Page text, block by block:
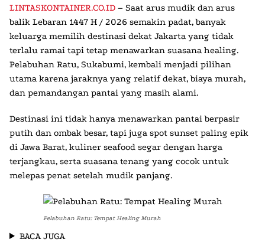
LINTASKONTAINER.CO.ID – Saat arus mudik dan arus
balik Lebaran 1447 H / 2026 semakin padat, banyak
keluarga memilih destinasi dekat Jakarta yang tidak
terlalu ramai tapi tetap menawarkan suasana healing.
Pelabuhan Ratu, Sukabumi, kembali menjadi pilihan
utama karena jaraknya yang relatif dekat, biaya murah,
dan pemandangan pantai yang masih alami.
Destinasi ini tidak hanya menawarkan pantai berpasir
putih dan ombak besar, tapi juga spot sunset paling epik
di Jawa Barat, kuliner seafood segar dengan harga
terjangkau, serta suasana tenang yang cocok untuk
melepas penat setelah mudik panjang.
Pelabuhan Ratu: Tempat Healing Murah
BACA JUGA